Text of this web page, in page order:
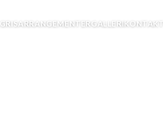
ARRANGEMENTERGALLERIKONTAKT